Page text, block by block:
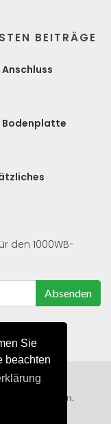
Sie
beachten
BEITRÄGE
Bodenplatte
den 1000WB-
Absenden
vorbehalten.